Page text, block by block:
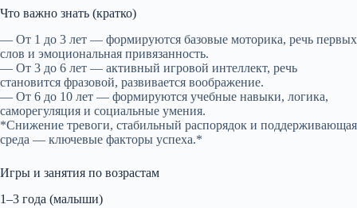
Что важно знать (кратко)
— От 1 до 3 лет — формируются базовые моторика, речь первых
слов и эмоциональная привязанность.
— От 3 до 6 лет — активный игровой интеллект, речь
становится фразовой, развивается воображение.
— От 6 до 10 лет — формируются учебные навыки, логика,
саморегуляция и социальные умения.
*Снижение тревоги, стабильный распорядок и поддерживающая
среда — ключевые факторы успеха.*
Игры и занятия по возрастам
1–3 года (малыши)